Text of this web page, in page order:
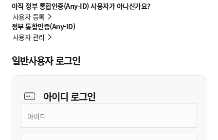
아직 정부 통합인증(Any-ID) 사용자가 아니신가요?
사용자 등록
정부 통합인증(Any-ID)
사용자 관리
일반사용자 로그인
아이디로그인